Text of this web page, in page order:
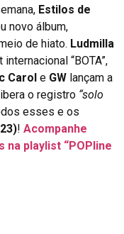
Estilos de
novo álbum,
de hiato. Ludmilla
“BOTA”,
Carol e GW lançam a
o registro “solo
esses e os
! Acompanhe
na playlist “POPline